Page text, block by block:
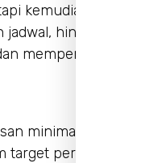
kemudian
hingga
memperpanjang
minimal 6
target periode